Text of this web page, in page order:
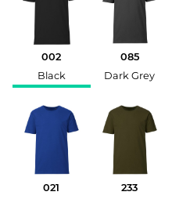
002
Black
085
Dark Grey
021
233